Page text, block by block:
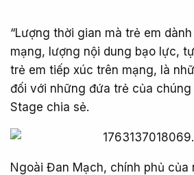
“Lượng thời gian mà trẻ em
mạng, lượng nội dung bạo lực,
trẻ em tiếp xúc trên mạng, là
đối với những đứa trẻ của chúng
Stage chia sẻ.
Ngoài Đan Mạch, chính phủ của